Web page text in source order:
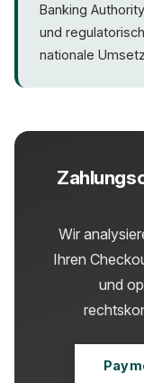
Optimierung
Prozess.
Banking
und
nationale
Wir
Ihren
und